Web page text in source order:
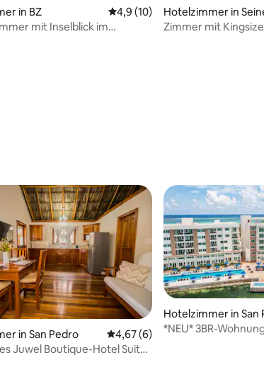
in BZ Durchschnittliche Bewertung:
4,9 (10)
mit Inselblick im
Hotelzimmer in
Zimmer mit
in San Pedro Durchschnittliche Bewertung:
4,67 (6)
Juwel Boutique-Hotel Suite
Hotelzimmer in San
*NEU* 3BR-